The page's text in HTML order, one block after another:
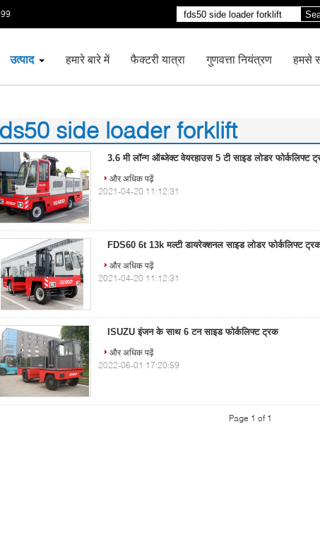
उत्पाद हमारे बारे में फैक्टरी यात्रा गुणवत्ता नियंत्रण हमसे
side loader forklift
3.6 मी लॉन्ग ऑब्जेक्ट वेयरहाउस 5 टी साइड लोडर फोर्कलिफ्ट
और अधिक पढ़ें
2021-04-20 11:12:31
FDS60 6t 13k मल्टी डायरेक्शनल साइड लोडर फोर्कलिफ्ट
और अधिक पढ़ें
2021-04-20 11:12:31
ISUZU इंजन के साथ 6 टन साइड फोर्कलिफ्ट ट्रक
और अधिक पढ़ें
2022-06-01 17:20:59
Page 1 of 1